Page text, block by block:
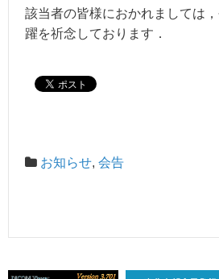
該当者の皆様におかれましては
躍を祈念しております．
お知らせ, 会告